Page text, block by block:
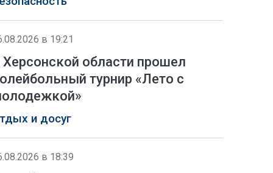
в 19:21
Херсонской области прошел
турнир «Лето с
и досуг
в 18:39